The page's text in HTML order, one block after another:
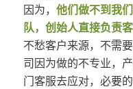
因为， 他们做不到我
队，创始人直接负责
不愁客户来源，不需
司因为做的不专业，
门客服去应对，必要